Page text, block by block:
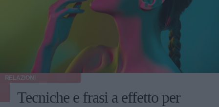
RELAZIONI
Tecniche e frasi a effetto per